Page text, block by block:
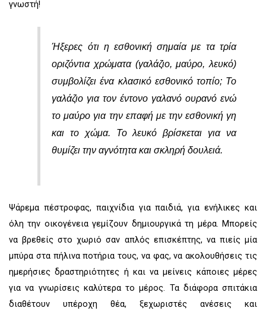
γνωστή!
Ήξερες ότι η εσθονική σημαία με τα τρία
οριζόντια χρώματα (γαλάζιο, μαύρο, λευκό)
συμβολίζει ένα κλασικό εσθονικό τοπίο; Το
γαλάζιο για τον έντονο γαλανό ουρανό ενώ
το μαύρο για την επαφή με την εσθονική γη
και το χώμα. Το λευκό βρίσκεται για να
θυμίζει την αγνότητα και σκληρή δουλειά.
Ψάρεμα πέστροφας, παιχνίδια για παιδιά, για ενήλικες και
όλη την οικογένεια γεμίζουν δημιουργικά τη μέρα. Μπορείς
να βρεθείς στο χωριό σαν απλός επισκέπτης, να πιείς μία
μπύρα στα πήλινα ποτήρια τους, να φας, να ακολουθήσεις τις
ημερήσιες δραστηριότητες ή και να μείνεις κάποιες μέρες
για να γνωρίσεις καλύτερα το μέρος. Τα διάφορα σπιτάκια
διαθέτουν υπέροχη θέα, ξεχωριστές ανέσεις και